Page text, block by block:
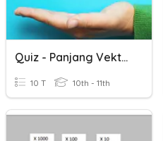
Quiz - Panjang Vektor
10 T 10th - 11th